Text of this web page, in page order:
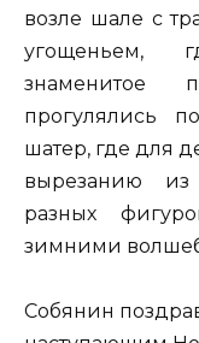
возле шале с
угощеньем,
знаменитое
прогулялись
шатер, где для
вырезанию из
разных
зимними
Собянин